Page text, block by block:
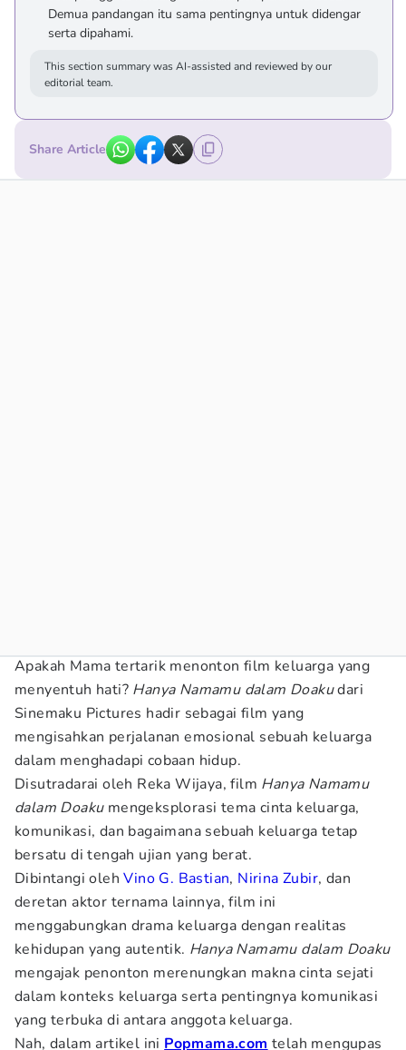
Demua pandangan itu sama pentingnya untuk didengar
serta dipahami.
This section summary was AI-assisted and reviewed by our
editorial team.
Share Article
Apakah Mama tertarik menonton film keluarga yang
menyentuh hati? Hanya Namamu dalam Doakudari
Sinemaku Pictures hadir sebagai film yang
mengisahkan perjalanan emosional sebuah keluarga
dalam menghadapi cobaan hidup.
Disutradarai oleh Reka Wijaya, film Hanya Namamu
dalam Doaku mengeksplorasi tema cinta keluarga,
komunikasi, dan bagaimana sebuah keluarga tetap
bersatu di tengah ujian yang berat.
Dibintangi olehVino G. Bastian, Nirina Zubir, dan
deretan aktor ternama lainnya, film ini
menggabungkan drama keluarga dengan realitas
kehidupan yang autentik. Hanya Namamu dalam Doaku
mengajak penonton merenungkan makna cinta sejati
dalam konteks keluarga serta pentingnya komunikasi
yang terbuka di antara anggota keluarga.
Nah, dalam artikel ini Popmama.com telah mengupas